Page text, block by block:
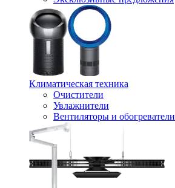
Климатическая техника
Очистители
Увлажнители
Вентиляторы и обогреватели